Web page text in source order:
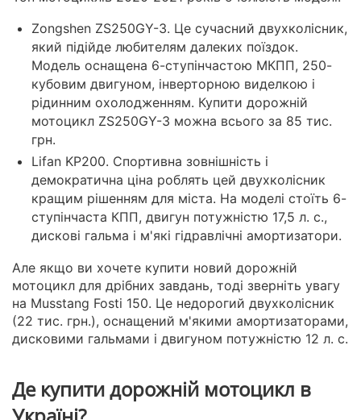
Zongshen ZS250GY-3. Це сучасний двухколісник,
який підійде любителям далеких поїздок.
Модель оснащена 6-ступінчастою МКПП, 250-
кубовим двигуном, інверторною виделкою і
рідинним охолодженням. Купити дорожній
мотоцикл ZS250GY-3 можна всього за 85 тис.
грн.
Lifan KP200. Спортивна зовнішність і
демократична ціна роблять цей двухколісник
кращим рішенням для міста. На моделі стоїть 6-
ступінчаста КПП, двигун потужністю 17,5 л. с.,
дискові гальма і м'які гідравлічні амортизатори.
Але якщо ви хочете купити новий дорожній
мотоцикл для дрібних завдань, тоді зверніть увагу
на Musstang Fosti 150. Це недорогий двухколісник
(22 тис. грн.), оснащений м'якими амортизаторами,
дисковими гальмами і двигуном потужністю 12 л. с.
Де купити дорожній мотоцикл в